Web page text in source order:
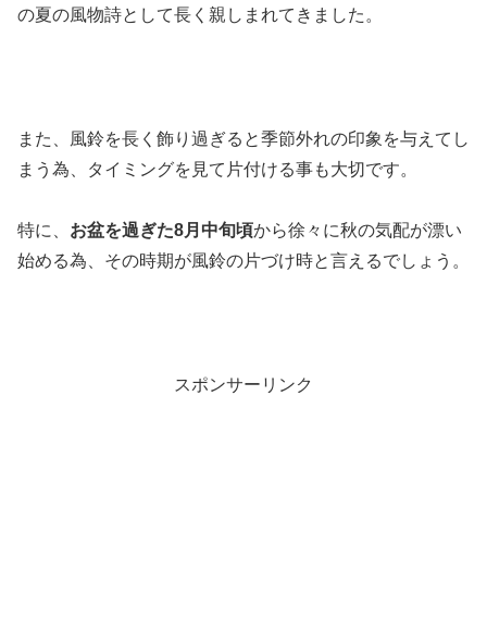
の夏の風物詩として長く親しまれてきました。
また、風鈴を長く飾り過ぎると季節外れの印象を与えてし
まう為、タイミングを見て片付ける事も大切です。
特に、 お盆を過ぎた8月中旬頃から徐々に秋の気配が漂い
始める為、その時期が風鈴の片づけ時と言えるでしょう。
スポンサーリンク